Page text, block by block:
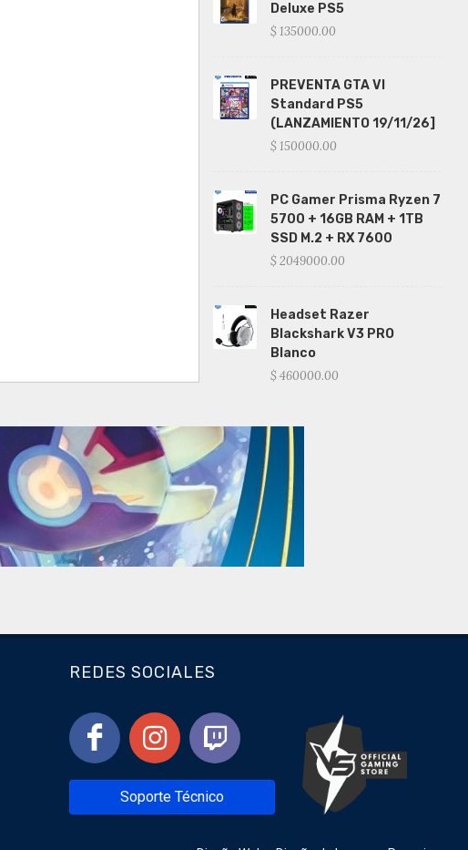
Deluxe PS5
$ 135000.00
PREVENTA GTA VI
Standard PS5
(LANZAMIENTO 19/11/26]
$ 150000.00
PC Gamer Prisma Ryzen 7
5700 + 16GB RAM + 1TB
SSD M.2 + RX 7600
$ 2049000.00
Headset Razer
Blackshark V3 PRO
Blanco
$ 460000.00
REDES SOCIALES
Soporte Técnico